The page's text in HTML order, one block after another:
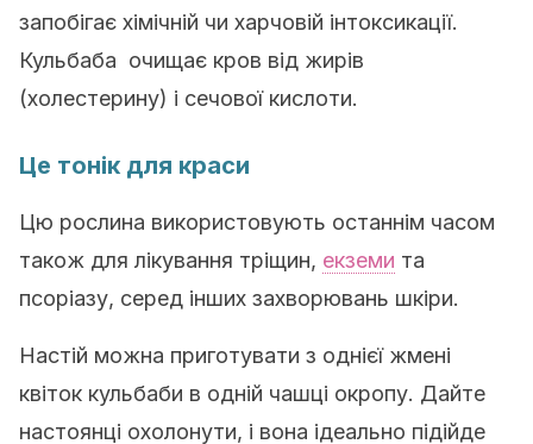
запобігає хімічній чи харчовій інтоксикації.
Кульбаба очищає кров від жирів
(холестерину) і сечової кислоти.
Це тонік для краси
Цю рослина використовують останнім часом
також для лікування тріщин, екземи та
псоріазу, серед інших захворювань шкіри.
Настій можна приготувати з однієї жмені
квіток кульбаби в одній чашці окропу. Дайте
настоянці охолонути, і вона ідеально підійде